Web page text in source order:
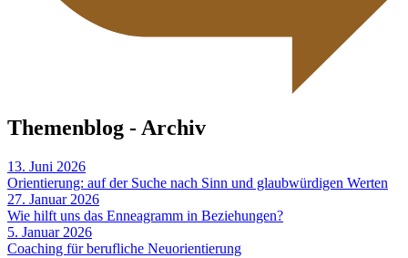
Themenblog - Archiv
13. Juni 2026
Orientierung: auf der Suche nach Sinn und glaubwürdigen Werten
27. Januar 2026
Wie hilft uns das Enneagramm in Beziehungen?
5. Januar 2026
Coaching für berufliche Neuorientierung